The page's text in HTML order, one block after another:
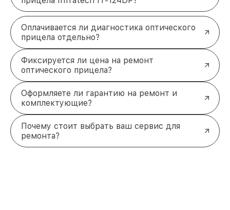
Оплачивается ли диагностика оптического
прицела отдельно?
Фиксируется ли цена на ремонт
оптического прицела?
Оформляете ли гарантию на ремонт и
комплектующие?
Почему стоит выбрать ваш сервис для
ремонта?